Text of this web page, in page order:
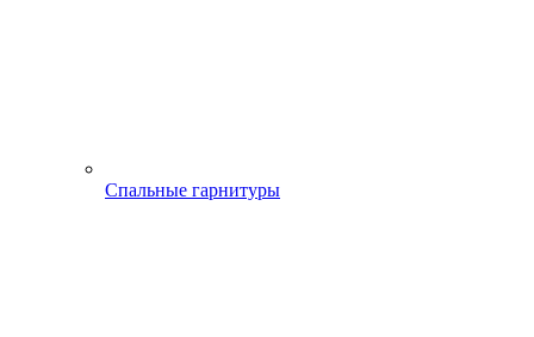
Спальные гарнитуры